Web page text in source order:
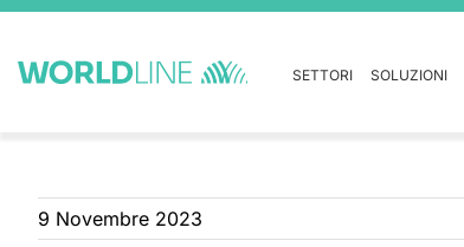
SETTORI SOLUZIONI
9 Novembre 2023